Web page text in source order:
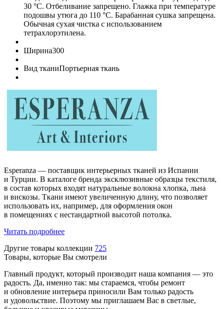
30 °C. Отбеливание запрещено. Глажка при температуре
подошвы утюга до 110 °C. Барабанная сушка запрещена.
Обычная сухая чистка с использованием
тетрахлорэтилена.
Ширина300
Вид тканиПортьерная ткань
Esperanza — поставщик интерьерных тканей из Испании
и Турции. В каталоге бренда эксклюзивные образцы текстиля,
в состав которых входят натуральные волокна хлопка, льна
и вискозы. Ткани имеют увеличенную длину, что позволяет
использовать их, например, для оформления окон
в помещениях с нестандартной высотой потолка.
Читать подробнее
Другие товары коллекции 725
Товары, которые Вы смотрели
Главный продукт, который производит наша компания — это
радость. Да, именно так: мы стараемся, чтобы ремонт
и обновление интерьера приносили Вам только радость
и удовольствие. Поэтому мы приглашаем Вас в светлые,